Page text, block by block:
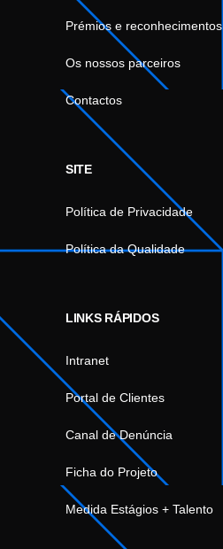
Prémios e reconhecimentos
Os nossos parceiros
Contactos
SITE
Política de Privacidade
Política da Qualidade
LINKS RÁPIDOS
Intranet
Portal de Clientes
Canal de Denúncia
Ficha do Projeto
Medida Estágios + Talento